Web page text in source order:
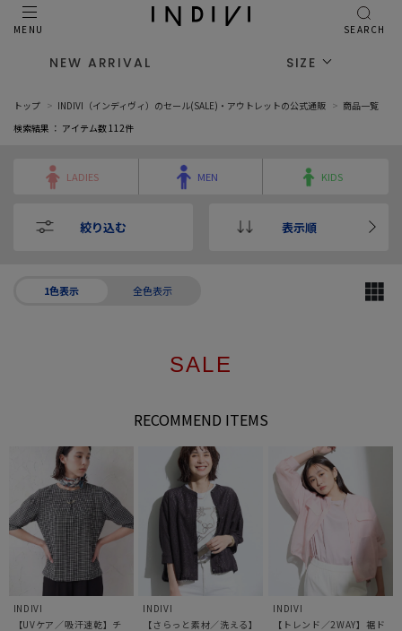
MENU SEARCH
NEW ARRIVAL SIZE
トップ INDIVI（インディヴィ）のセール(SALE)・アウトレットの公式通販
商品一覧
検索結果 ： アイテム数 112件
LADIES MEN KIDS
絞り込む 表示順
1色表示 全色表示
SALE
RECOMMEND ITEMS
INDIVI
【さらっと素材／洗える】
INDIVI
【トレンド／2WAY】裾ド
INDIVI
【洗える／アンサンブル